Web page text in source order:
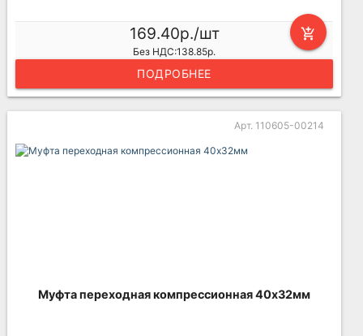
add_shopping_cart
169.40р./шт
Без НДС:138.85р.
ПОДРОБНЕЕ
Арт. 110605-00214
Муфта переходная компрессионная 40х32мм